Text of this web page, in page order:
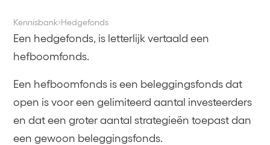
Kennisbank Hedgefonds
Een hedgefonds, is letterlijk vertaald een
hefboomfonds.
Een hefboomfonds is een beleggingsfonds dat
open is voor een gelimiteerd aantal investeerders
en dat een groter aantal strategieën toepast dan
een gewoon beleggingsfonds.